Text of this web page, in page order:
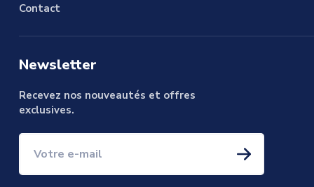
Contact
Newsletter
Recevez nos nouveautés et offres
exclusives.
Votre e-mail